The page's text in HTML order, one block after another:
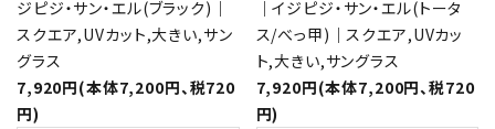
ジピジ・サン・エル(ブラック)｜
スクエア,UVカット,大きい,サン
グラス
7,920円(本体7,200円、税720
円)
｜イジピジ・サン・エル(トータ
ス/べっ甲)｜スクエア,UVカッ
ト,大きい,サングラス
7,920円(本体7,200円、税720
円)